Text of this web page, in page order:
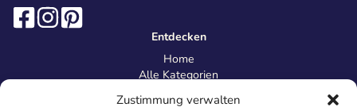
Zustimmung verwalten
Entdecken
Home
Alle Kategorien